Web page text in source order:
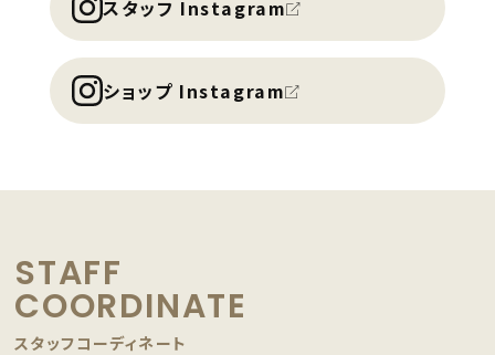
スタッフ Instagram
ショップ Instagram
STAFF
COORDINATE
スタッフコーディネート